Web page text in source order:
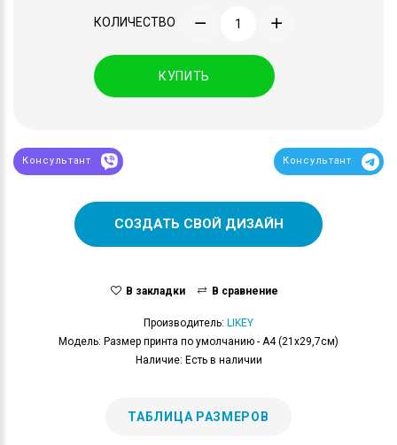
КОЛИЧЕСТВО
КУПИТЬ
Консультант Консультант
СОЗДАТЬ СВОЙ ДИЗАЙН
В закладки В сравнение
Производитель: LIKEY
Модель: Размер принта по умолчанию - А4 (21x29,7см)
Наличие: Есть в наличии
ТАБЛИЦА РАЗМЕРОВ